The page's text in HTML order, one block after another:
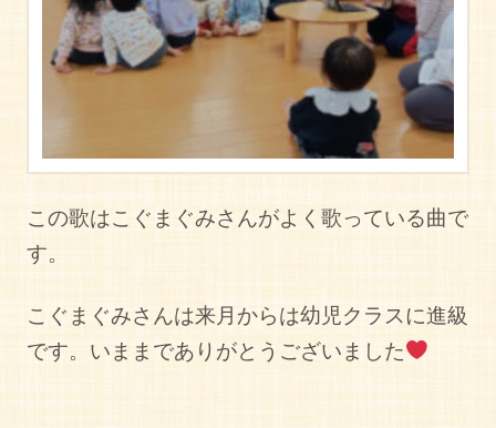
この歌はこぐまぐみさんがよく歌っている曲で
す。
こぐまぐみさんは来月からは幼児クラスに進級
です。いままでありがとうございました